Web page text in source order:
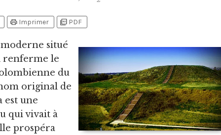
print Imprimer picture_as_pdf PDF
situé
renferme le
du
original de
est une
qui vivait à
prospéra